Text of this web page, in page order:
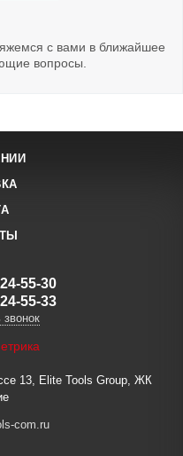
с вами в ближайшее
вопросы.
55-30
55-33
звонок
13, Elite Tools Group, ЖК
com.ru